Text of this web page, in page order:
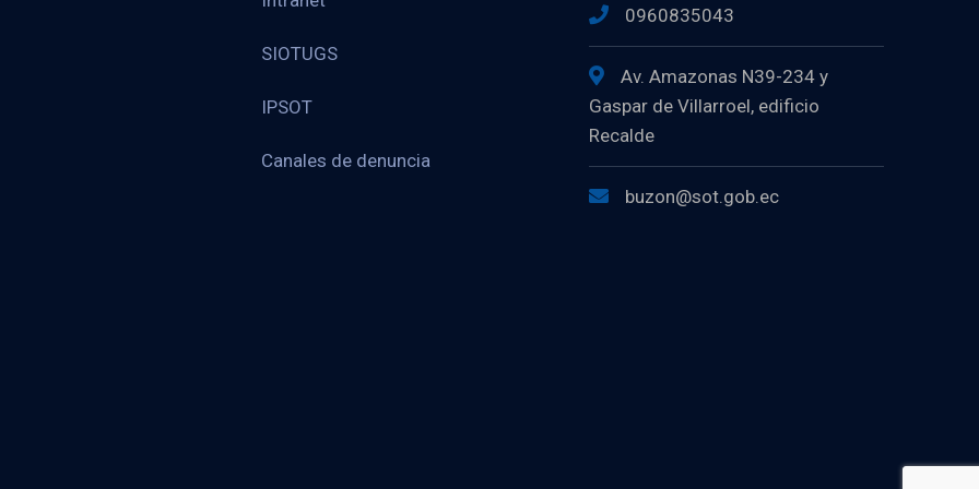
SIOTUGS
IPSOT
Canales de denuncia
0960835043
Av. Amazonas N39-234 y
Gaspar de Villarroel, edificio
Recalde
buzon@sot.gob.ec